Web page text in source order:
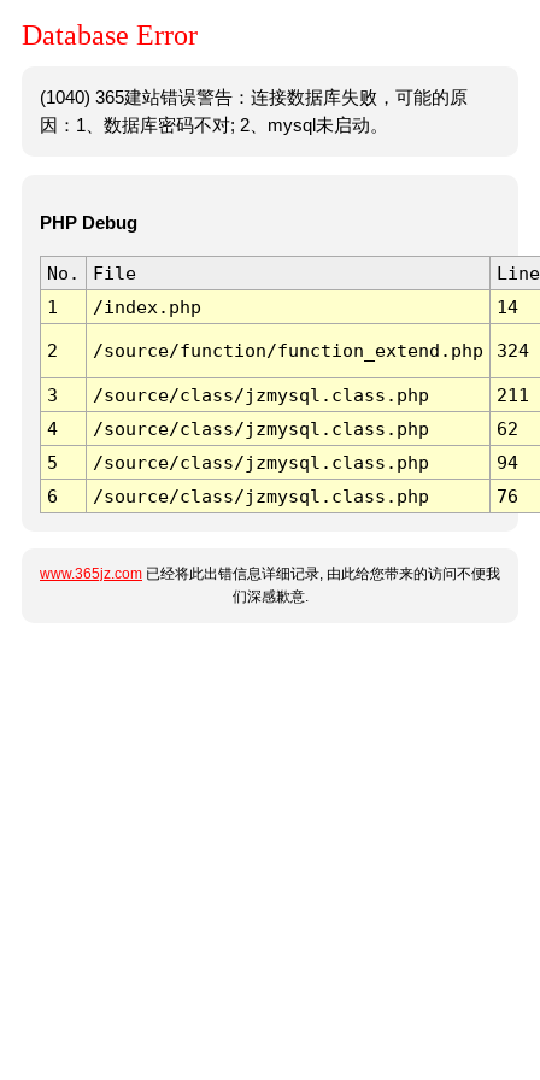
Database Error
(1040) 365建站错误警告：连接数据库失败，可能的原
因：1、数据库密码不对; 2、mysql未启动。
PHP Debug
No. File
Line
1
/index.php 14
2 /source/function/function_extend.php 324
3 /source/class/jzmysql.class.php
211
4
/source/class/jzmysql.class.php
62
5
/source/class/jzmysql.class.php
94
6
/source/class/jzmysql.class.php 76
www.365jz.com 已经将此出错信息详细记录, 由此给您带来的访问不便我
们深感歉意.